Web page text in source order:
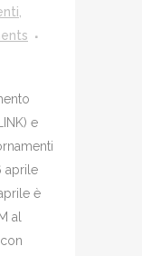
e
aprile
è
al